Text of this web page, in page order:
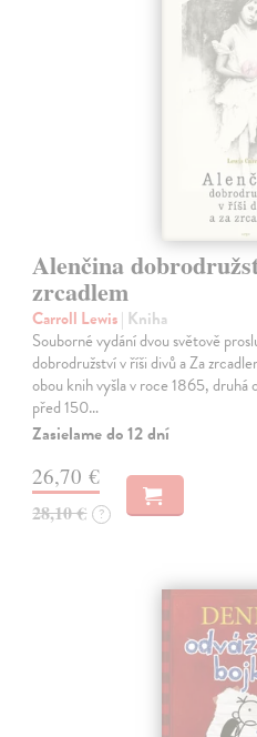
Alenčina
zrcadlem
Carroll Lewis| Kniha
Souborné vydání dvou světově
dobrodružství v říši divů a Za
obou knih vyšla v roce 1865,
před 150…
Zasielame do 12 dní
26,70 €
28,10 € ?